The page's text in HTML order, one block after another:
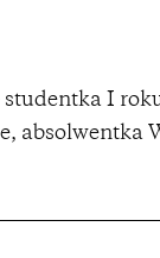
studentka I
absolwentka